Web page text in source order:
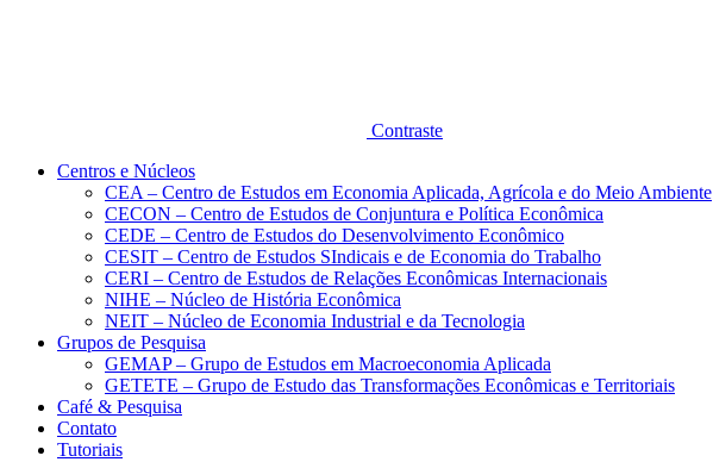
Contraste
Centros e Núcleos
CEA – Centro de Estudos em Economia Aplicada, Agrícola e do Meio Ambiente
CECON – Centro de Estudos de Conjuntura e Política Econômica
CEDE – Centro de Estudos do Desenvolvimento Econômico
CESIT – Centro de Estudos SIndicais e de Economia do Trabalho
CERI – Centro de Estudos de Relações Econômicas Internacionais
NIHE – Núcleo de História Econômica
NEIT – Núcleo de Economia Industrial e da Tecnologia
Grupos de Pesquisa
GEMAP – Grupo de Estudos em Macroeconomia Aplicada
GETETE – Grupo de Estudo das Transformações Econômicas e Territoriais
Café & Pesquisa
Contato
Tutoriais